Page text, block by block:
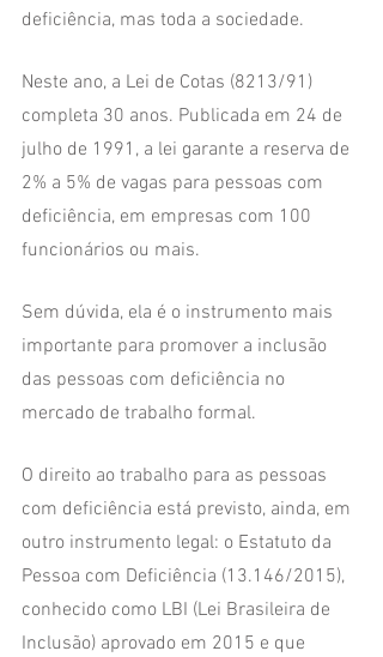
deficiência, mas toda a sociedade.
Neste ano, a Lei de Cotas (8213/91)
completa 30 anos. Publicada em 24 de
julho de 1991, a lei garante a reserva de
2% a 5% de vagas para pessoas com
deficiência, em empresas com 100
funcionários ou mais.
Sem dúvida, ela é o instrumento mais
importante para promover a inclusão
das pessoas com deficiência no
mercado de trabalho formal.
O direito ao trabalho para as pessoas
com deficiência está previsto, ainda, em
outro instrumento legal: o Estatuto da
Pessoa com Deficiência (13.146/2015),
conhecido como LBI (Lei Brasileira de
Inclusão) aprovado em 2015 e que